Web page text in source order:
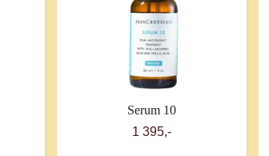
Serum 10
1 395,-